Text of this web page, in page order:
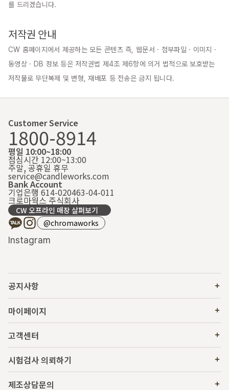
를 드리겠습니다.
저작권 안내
CW 홈페이지에서 제공하는 모든 콘텐츠 즉, 웹문서 · 첨부파일 · 이미지 ·
동영상 · DB 정보 등은 저작권법 제4조 제6항에 의거 법적으로 보호받는
저작물로 무단복제 및 변형, 재배포 등 전송은 금지 됩니다.
Customer Service
1800-8914
평일 10:00~18:00
점심시간 12:00~13:00
주말, 공휴일 휴무
service@candleworks.com
Bank Account
기업은행 614-020463-04-011
크로마웍스 주식회사
CW 오프라인 매장 살펴보기
@chromaworks
Instagram
공지사항
마이페이지
고객센터
시험검사 의뢰하기
제조상담문의